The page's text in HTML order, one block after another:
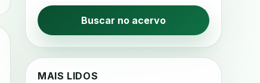
Buscar no acervo
MAIS LIDOS